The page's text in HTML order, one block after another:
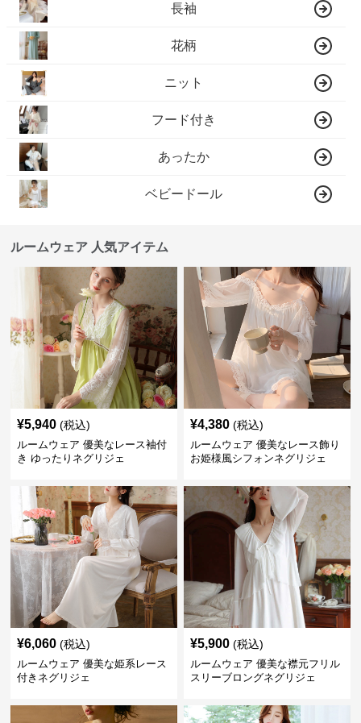
長袖
花柄
ニット
フード付き
あったか
ベビードール
ルームウェア 人気アイテム
¥5,940 (税込)
ルームウェア 優美なレース袖付
き ゆったりネグリジェ
¥4,380 (税込)
ルームウェア 優美なレース飾り
お姫様風シフォンネグリジェ
¥6,060 (税込)
ルームウェア 優美な姫系レース
付きネグリジェ
¥5,900 (税込)
ルームウェア 優美な襟元フリル
スリーブロングネグリジェ